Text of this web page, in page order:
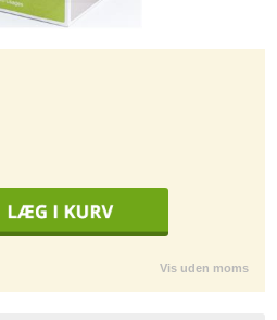
Vis uden moms